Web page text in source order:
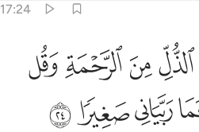
17:24
وقل رب ارحمهما كما ربياني صغيرا
وَقُل رَّبِّ ٱرْحَمْهُمَا كَمَا رَبَّيَانِىﲥﲦﲧﲨ
ﲬﲭﲮ